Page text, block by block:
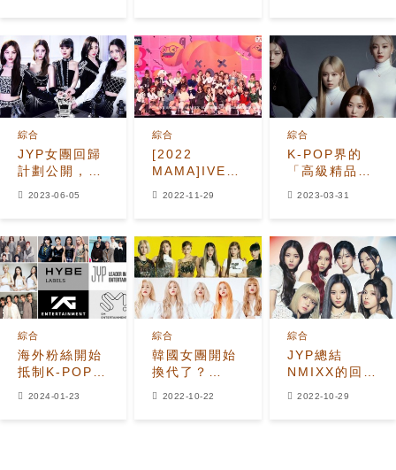
被提名的6組
歌手
了
JYP女團回歸
計劃公開，
好好策劃一下
綜合
2023-06-05
[2022
MAMA]IVE、
TWICE熱門
曲，韓網熱議
: 無聊、歷代
最糟的MAMA
綜合
2022-11-29
K-POP界的
「高級精品形
韓網友質疑
&quot;沒有明
星氣場&quot;
綜合
2023-03-31
海外粉絲開始
抵制K-POP四
綜合
2024-01-23
韓國女團開始
換代了？
綜合
2022-10-22
JYP總結
NMIXX的回
綜合
2022-10-29